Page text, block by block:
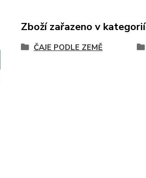
Zboží zařazeno v
ČAJE PODLE ZEMĚ